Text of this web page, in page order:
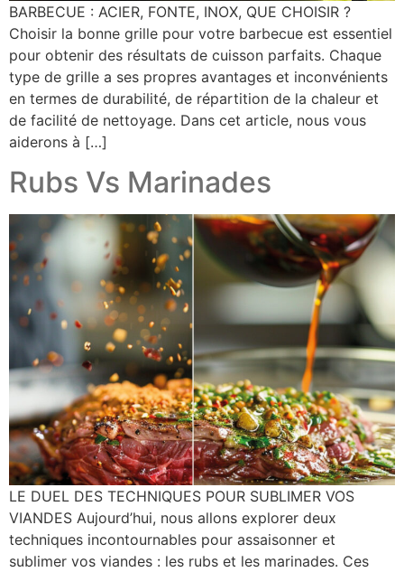
BARBECUE : ACIER, FONTE, INOX, QUE CHOISIR ?
Choisir la bonne grille pour votre barbecue est essentiel
pour obtenir des résultats de cuisson parfaits. Chaque
type de grille a ses propres avantages et inconvénients
en termes de durabilité, de répartition de la chaleur et
de facilité de nettoyage. Dans cet article, nous vous
aiderons à […]
Rubs Vs Marinades
LE DUEL DES TECHNIQUES POUR SUBLIMER VOS
VIANDES Aujourd’hui, nous allons explorer deux
techniques incontournables pour assaisonner et
sublimer vos viandes : les rubs et les marinades. Ces